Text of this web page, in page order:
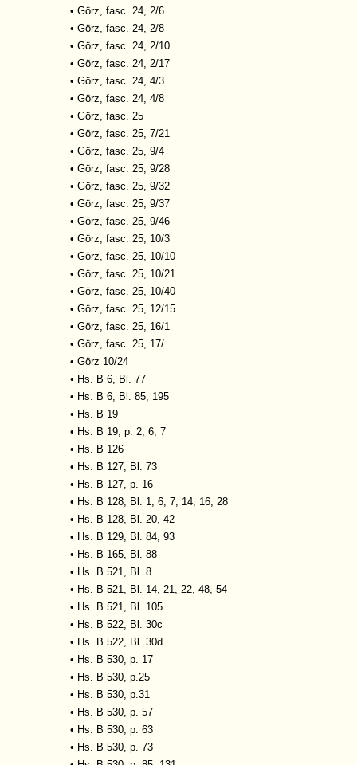
• Görz, fasc. 24, 2/6
• Görz, fasc. 24, 2/8
• Görz, fasc. 24, 2/10
• Görz, fasc. 24, 2/17
• Görz, fasc. 24, 4/3
• Görz, fasc. 24, 4/8
• Görz, fasc. 25
• Görz, fasc. 25, 7/21
• Görz, fasc. 25, 9/4
• Görz, fasc. 25, 9/28
• Görz, fasc. 25, 9/32
• Görz, fasc. 25, 9/37
• Görz, fasc. 25, 9/46
• Görz, fasc. 25, 10/3
• Görz, fasc. 25, 10/10
• Görz, fasc. 25, 10/21
• Görz, fasc. 25, 10/40
• Görz, fasc. 25, 12/15
• Görz, fasc. 25, 16/1
• Görz, fasc. 25, 17/
• Görz 10/24
• Hs. B 6, Bl. 77
• Hs. B 6, Bl. 85, 195
• Hs. B 19
• Hs. B 19, p. 2, 6, 7
• Hs. B 126
• Hs. B 127, Bl. 73
• Hs. B 127, p. 16
• Hs. B 128, Bl. 1, 6, 7, 14, 16, 28
• Hs. B 128, Bl. 20, 42
• Hs. B 129, Bl. 84, 93
• Hs. B 165, Bl. 88
• Hs. B 521, Bl. 8
• Hs. B 521, Bl. 14, 21, 22, 48, 54
• Hs. B 521, Bl. 105
• Hs. B 522, Bl. 30c
• Hs. B 522, Bl. 30d
• Hs. B 530, p. 17
• Hs. B 530, p.25
• Hs. B 530, p.31
• Hs. B 530, p. 57
• Hs. B 530, p. 63
• Hs. B 530, p. 73